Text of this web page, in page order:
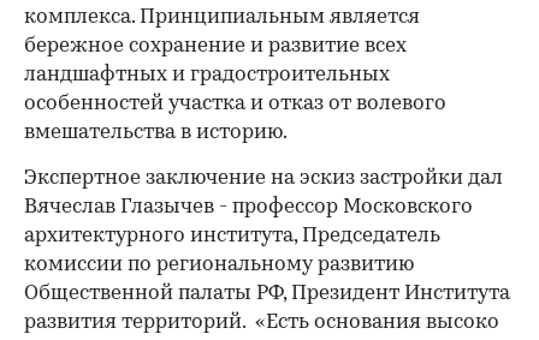
комплекса. Принципиальным является
бережное сохранение и развитие всех
ландшафтных и градостроительных
особенностей участка и отказ от волевого
вмешательства в историю.
Экспертное заключение на эскиз застройки дал
Вячеслав Глазычев - профессор Московского
архитектурного института, Председатель
комиссии по региональному развитию
Общественной палаты РФ, Президент Института
развития территорий. «Есть основания высоко